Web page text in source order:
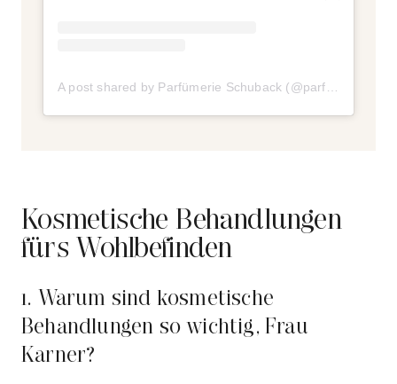
Kosmetische Behandlungen
fürs Wohlbefinden
1. Warum sind kosmetische
Behandlungen so wichtig, Frau
Karner?